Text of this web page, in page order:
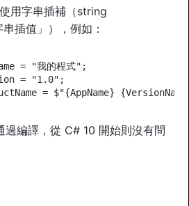
用字串插補（string
插值」），例如：
= "我的程式"
= "1.0"
= $"{AppName} {VersionName
編譯，從 C# 10 開始則沒有問